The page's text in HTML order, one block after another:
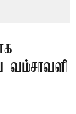
வம்சாவளி